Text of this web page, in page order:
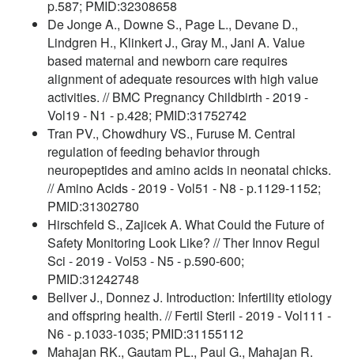
p.587; PMID:32308658
De Jonge A., Downe S., Page L., Devane D.,
Lindgren H., Klinkert J., Gray M., Jani A. Value
based maternal and newborn care requires
alignment of adequate resources with high value
activities. // BMC Pregnancy Childbirth - 2019 -
Vol19 - N1 - p.428; PMID:31752742
Tran PV., Chowdhury VS., Furuse M. Central
regulation of feeding behavior through
neuropeptides and amino acids in neonatal chicks.
// Amino Acids - 2019 - Vol51 - N8 - p.1129-1152;
PMID:31302780
Hirschfeld S., Zajicek A. What Could the Future of
Safety Monitoring Look Like? // Ther Innov Regul
Sci - 2019 - Vol53 - N5 - p.590-600;
PMID:31242748
Bellver J., Donnez J. Introduction: Infertility etiology
and offspring health. // Fertil Steril - 2019 - Vol111 -
N6 - p.1033-1035; PMID:31155112
Mahajan RK., Gautam PL., Paul G., Mahajan R.